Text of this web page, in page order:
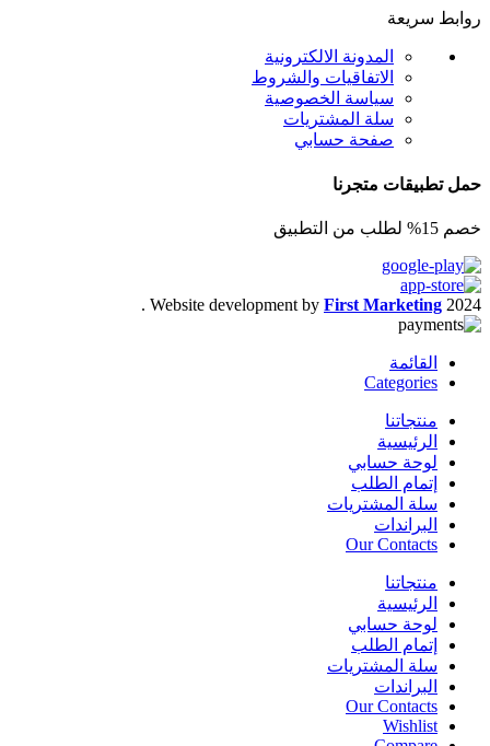
روابط سريعة
المدونة الالكترونية
الاتفاقيات والشروط
سياسة الخصوصية
سلة المشتريات
صفحة حسابي
حمل تطبيقات متجرنا
خصم 15% لطلب من التطبيق
Website development by First Marketing 2024
.
القائمة
Categories
منتجاتنا
الرئيسية
لوحة حسابي
إتمام الطلب
سلة المشتريات
البراندات
Our Contacts
منتجاتنا
الرئيسية
لوحة حسابي
إتمام الطلب
سلة المشتريات
البراندات
Our Contacts
Wishlist